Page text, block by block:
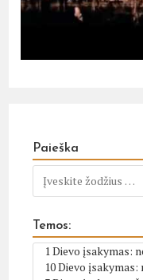
Paieška
Temos: